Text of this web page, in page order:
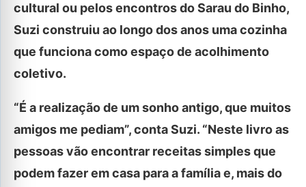
cultural ou pelos encontros do Sarau do Binho,
Suzi construiu ao longo dos anos uma cozinha
que funciona como espaço de acolhimento
coletivo.
“É a realização de um sonho antigo, que muitos
amigos me pediam”, conta Suzi. “Neste livro as
pessoas vão encontrar receitas simples que
podem fazer em casa para a família e, mais do